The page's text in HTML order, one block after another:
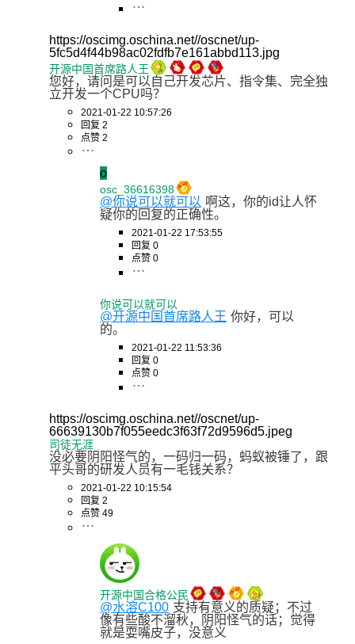
https://oscimg.oschina.net//oscnet/up-
5fc5d4f44b98ac02fdfb7e161abbd113.jpg
开源中国首席路人王
您好，请问是可以自己开发芯片、指令集、完全独
立开发一个CPU吗？
2021-01-22 10:57:26
回复 2
点赞 2
o
osc_36616398
@你说可以就可以 啊这，你的id让人怀
疑你的回复的正确性。
2021-01-22 17:53:55
回复 0
点赞 0
你说可以就可以
@开源中国首席路人王 你好，可以
的。
2021-01-22 11:53:36
回复 0
点赞 0
https://oscimg.oschina.net//oscnet/up-
66639130b7f055eedc3f63f72d9596d5.jpeg
司徒无涯
没必要阴阳怪气的，一码归一码，蚂蚁被锤了，跟
平头哥的研发人员有一毛钱关系？
2021-01-22 10:15:54
回复 2
点赞 49
开源中国合格公民
@水溶C100 支持有意义的质疑；不过
像有些酸不溜秋，阴阳怪气的话；觉得
就是耍嘴皮子，没意义